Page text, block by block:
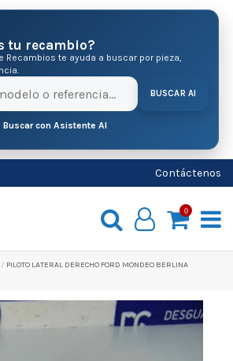
tu recambio?
Recambios te ayuda a buscar por pieza,
BUSCAR AI
Buscar con Asistente AI
Contáctenos
0
PILOTO LATERAL DERECHO FORD MONDEO BERLINA